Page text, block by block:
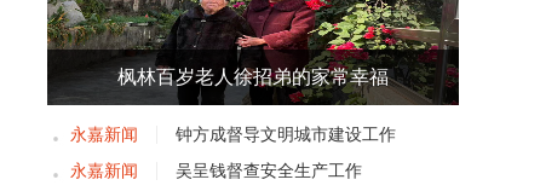
枫林百岁老人徐招弟的家常幸福
永嘉新闻
钟方成督导文明城市建设工作
永嘉新闻
吴呈钱督查安全生产工作